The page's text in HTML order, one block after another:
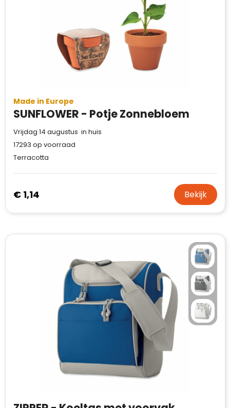
Made in Europe
SUNFLOWER - Potje Zonnebloem
Vrijdag 14 augustus in huis
17293 op voorraad
Terracotta
€ 1,14 Bekijk